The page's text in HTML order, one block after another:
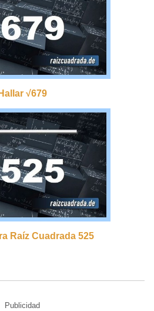
Hallar √679
Raíz Cuadrada 525
Publicidad